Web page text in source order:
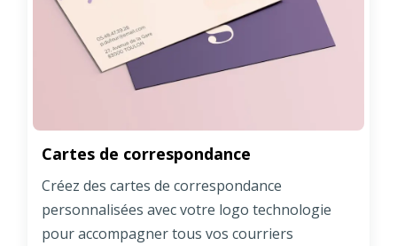
Cartes de correspondance
Créez des cartes de correspondance
personnalisées avec votre logo technologie
pour accompagner tous vos courriers